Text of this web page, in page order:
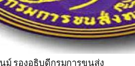
รองอธิบดีกรมการขนส่ง